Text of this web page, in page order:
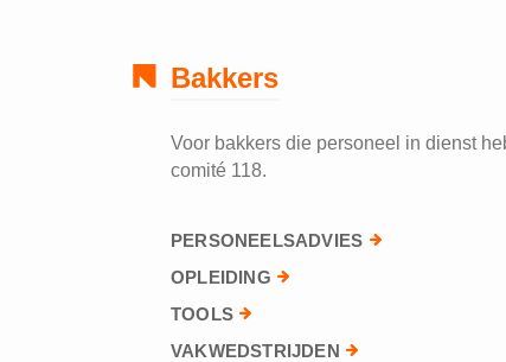
Bakkers
Voor bakkers die personeel in dienst
comité 118.
PERSONEELSADVIES
OPLEIDING
TOOLS
VAKWEDSTRIJDEN